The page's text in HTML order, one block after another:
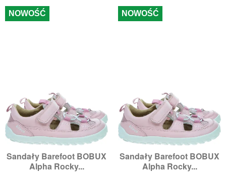
Sandały Barefoot BOBUX
Alpha Rocky...
NOWOŚĆ
Sandały Barefoot BOBUX
Alpha Rocky...
NOWOŚĆ